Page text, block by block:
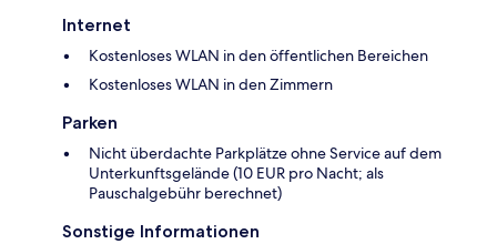
Internet
Kostenloses WLAN in den öffentlichen Bereichen
Kostenloses WLAN in den Zimmern
Parken
Nicht überdachte Parkplätze ohne Service auf dem
Unterkunftsgelände (10 EUR pro Nacht; als
Pauschalgebühr berechnet)
Sonstige Informationen